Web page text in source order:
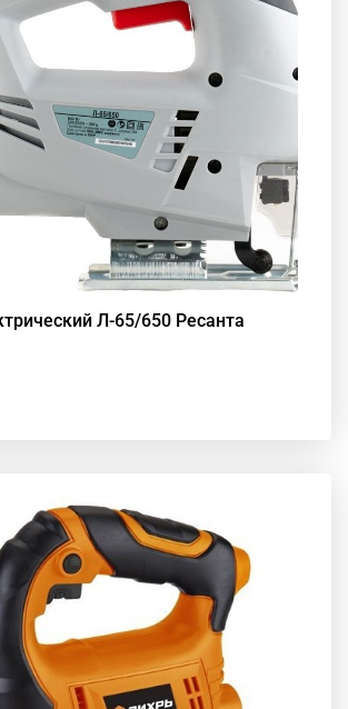
Л-65/650 Ресанта